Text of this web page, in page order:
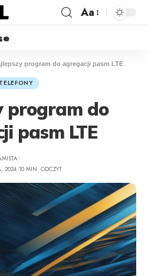
Aa
program do agregacji pasm LTE
TELEFONY
program do
pasm LTE
2024 10 MIN. ODCZYT